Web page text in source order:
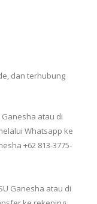
dan terhubung
Ganesha atau di
Whatsapp ke
+62 813-3775-
Ganesha atau di